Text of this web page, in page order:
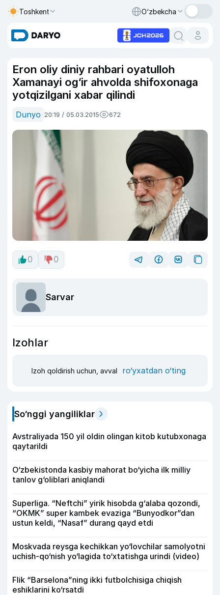
Toshkent O‘zbekcha
Eron oliy diniy rahbari oyatulloh
Xamanayi og‘ir ahvolda shifoxonaga
yotqizilgani xabar qilindi
Dunyo 20:19 / 05.03.2015 672
0 0
Sarvar
Izohlar
Izoh qoldirish uchun, avval ro‘yxatdan o‘ting
So‘nggi yangiliklar
Avstraliyada 150 yil oldin olingan kitob kutubxonaga
qaytarildi
O‘zbekistonda kasbiy mahorat bo‘yicha ilk milliy
tanlov g‘oliblari aniqlandi
Superliga. “Neftchi” yirik hisobda g‘alaba qozondi,
“OKMK” super kambek evaziga “Bunyodkor”dan
ustun keldi, “Nasaf” durang qayd etdi
Moskvada reysga kechikkan yo‘lovchilar samolyotni
uchish-qo‘nish yo‘lagida to‘xtatishga urindi (video)
Flik “Barselona”ning ikki futbolchisiga chiqish
eshiklarini ko‘rsatdi